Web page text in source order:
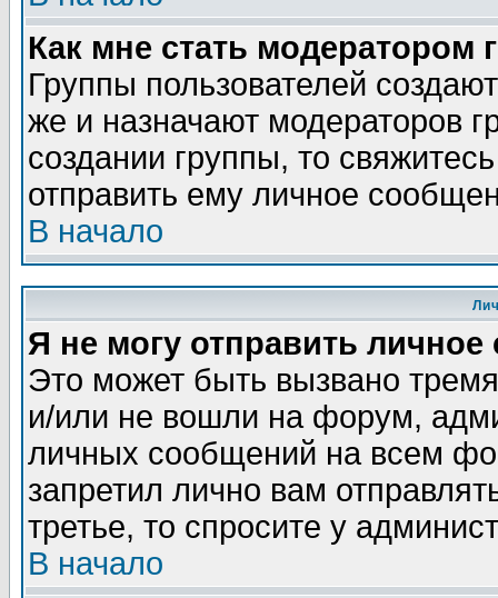
Как мне стать модератором
Группы пользователей
же и назначают модераторов
создании группы, то
отправить ему личное
В начало
Я не могу отправить
Это может быть вызвано
и/или не вошли на форум,
личных сообщений на всем
запретил лично вам
третье, то спросите у
В начало